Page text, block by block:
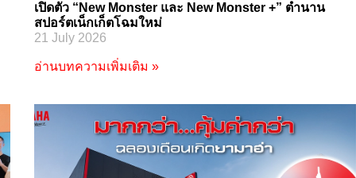
เปิดตัว “New Monster และ New Monster +” ตำนาน
สปอร์ตเน็กเก็ตโฉมใหม่
21 July 2026
อ่านบทความเพิ่มเติม »